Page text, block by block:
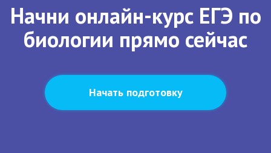
Начни онлайн-курс ЕГЭ по
биологии прямо сейчас
Начать подготовку